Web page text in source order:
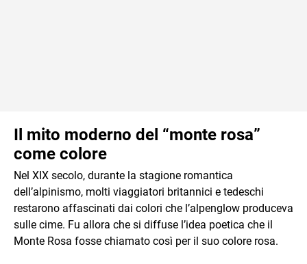
Il mito moderno del “monte rosa”
come colore
Nel XIX secolo, durante la stagione romantica
dell’alpinismo, molti viaggiatori britannici e tedeschi
restarono affascinati dai colori che l’alpenglow produceva
sulle cime. Fu allora che si diffuse l’idea poetica che il
Monte Rosa fosse chiamato così per il suo colore rosa.